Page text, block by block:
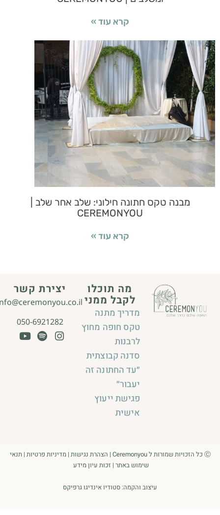
קרא עוד »
מבנה טקס חתונה חילוני: שלב אחר שלב |
CEREMONYOU
קרא עוד »
מה תוכלו
לקבל ממני
מדריך מתנה
טקס חופה מחוץ
לרבנות
סדנה קבוצתית
״עד החתונה זה
יעבור״
פגישת ייעוץ
אישית
יצירת קשר
info@ceremonyou.co.il
050-6921282
Ⓒ כל הזכויות שמורות ל Ceremonyou | הצהרת נגישות|מדיניות פרטיות|תנאי
שימוש באתר|זכות עיון מידע
עיצוב והקמה:סטודיו אינדיגו גרפיקס